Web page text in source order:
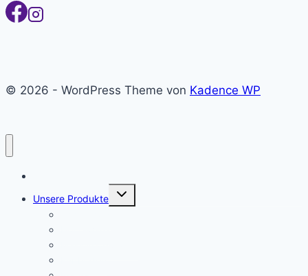
© 2026 - WordPress Theme von Kadence WP
Unsere Produkte
Untermenü